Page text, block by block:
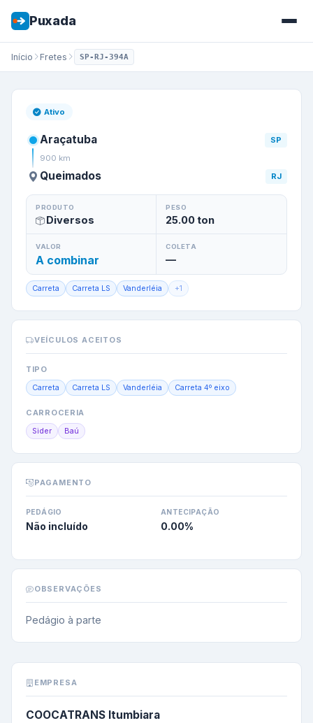
Puxada
Início Fretes SP-RJ-394A
Frete de
Ativo
Araçatuba
SP
900 km
Queimados RJ
PRODUTO
Diversos
PESO
25.00ton
VALOR
A combinar
COLETA
—
Carreta Carreta LS Vanderléia +1
VEÍCULOS ACEITOS
TIPO
Carreta Carreta LS Vanderléia Carreta 4º eixo
CARROCERIA
Sider Baú
PAGAMENTO
PEDÁGIO
Não incluído
ANTECIPAÇÃO
0.00%
OBSERVAÇÕES
Pedágio à parte
EMPRESA
COOCATRANS Itumbiara